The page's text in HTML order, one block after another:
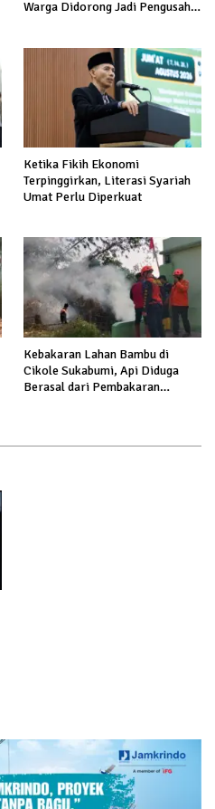
Warga Didorong Jadi Pengusaha
Ketika Fikih Ekonomi
Terpinggirkan, Literasi Syariah
Umat Perlu Diperkuat
Kebakaran Lahan Bambu di
Cikole Sukabumi, Api Diduga
Berasal dari Pembakaran